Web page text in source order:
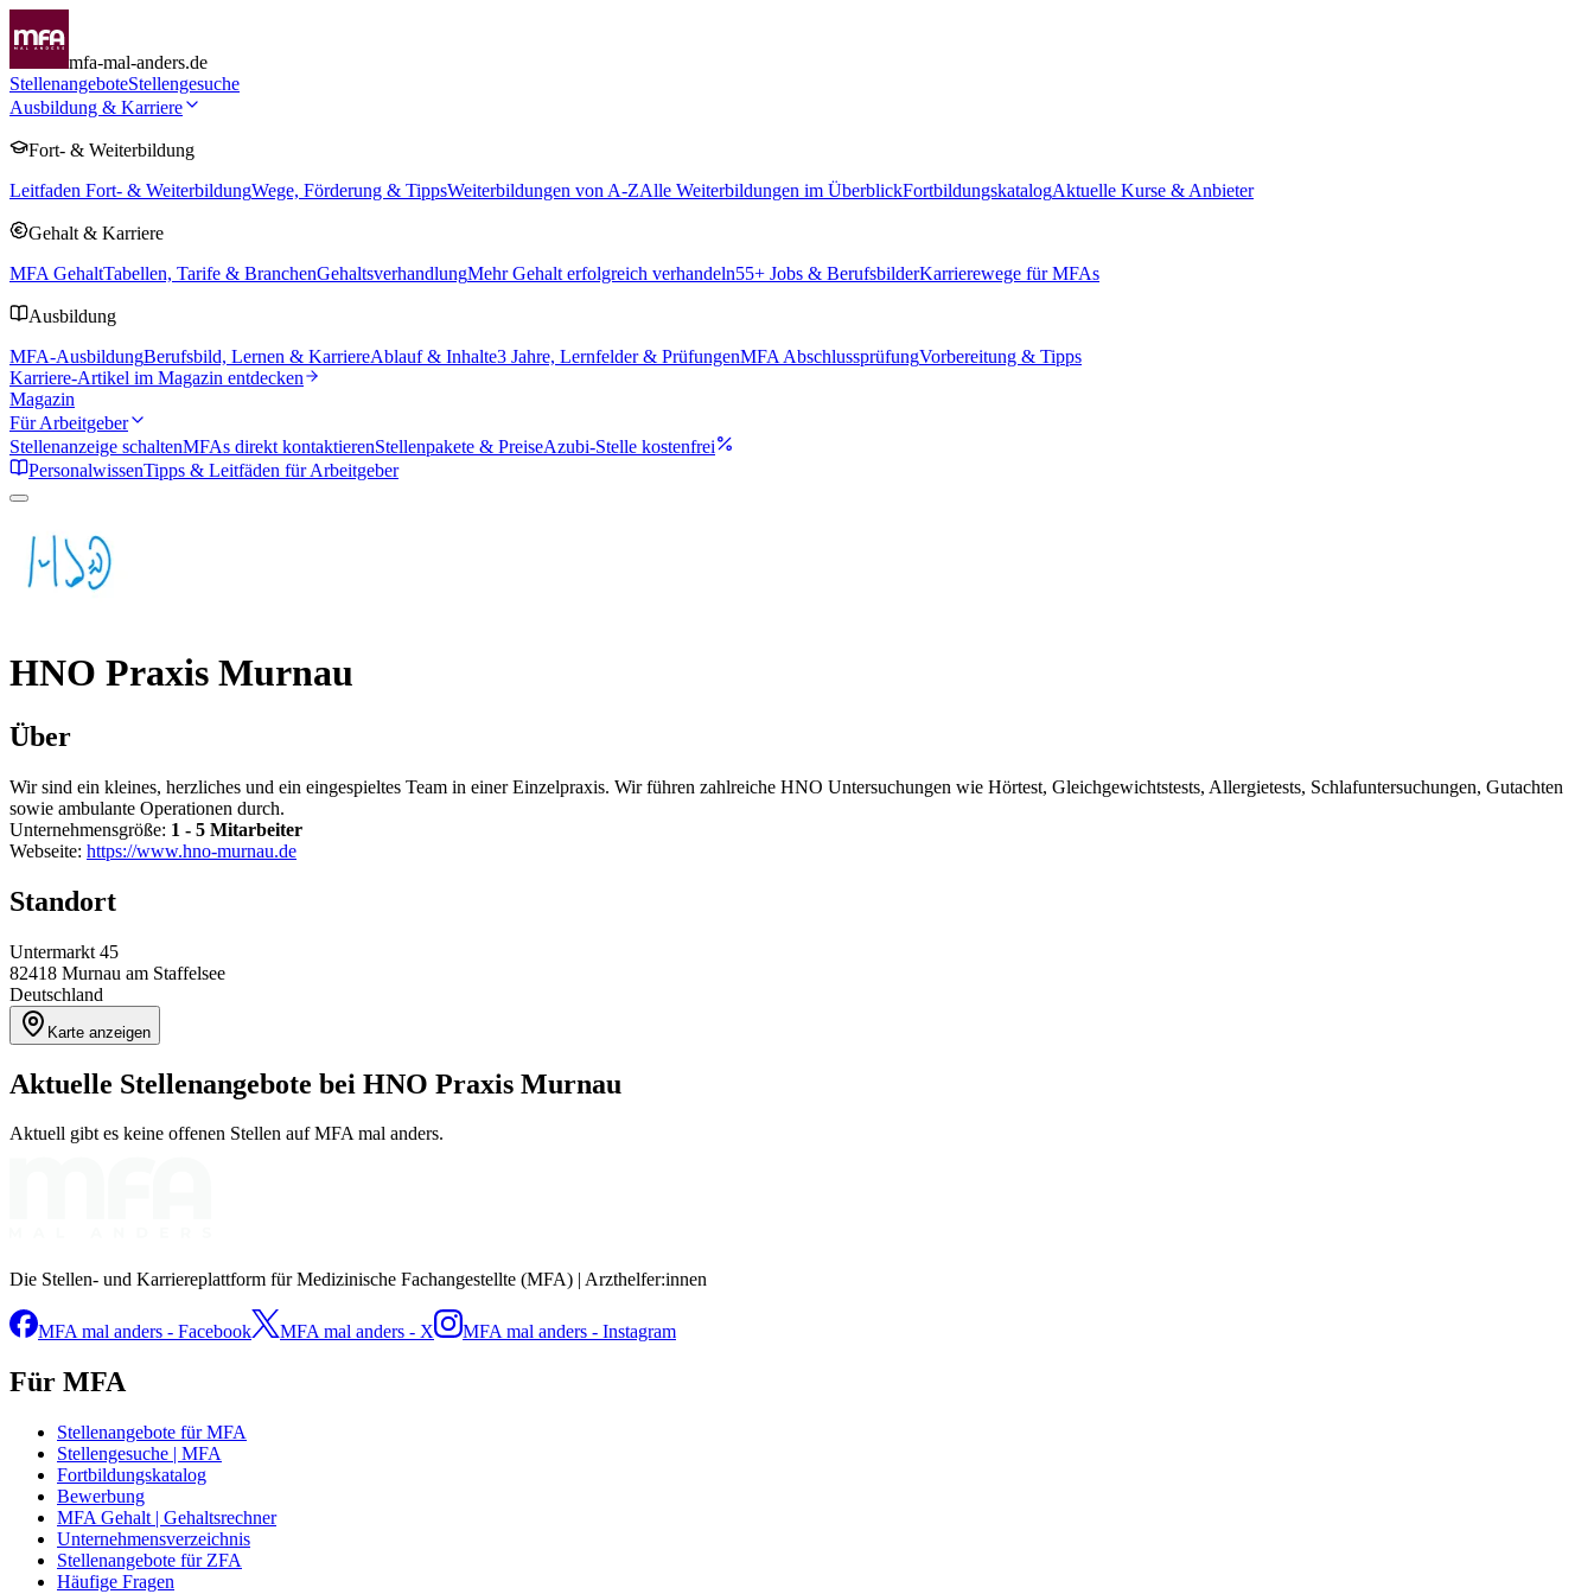
mfa-mal-anders.de
StellenangeboteStellengesuche
Ausbildung & Karriere
Fort- & Weiterbildung
Leitfaden Fort- & WeiterbildungWege, Förderung & TippsWeiterbildungen von A-ZAlle Weiterbildungen im ÜberblickFortbildungskatalogAktuelle Kurse & Anbieter
Gehalt & Karriere
MFA GehaltTabellen, Tarife & BranchenGehaltsverhandlungMehr Gehalt erfolgreich verhandeln55+ Jobs & BerufsbilderKarrierewege für MFAs
Ausbildung
MFA-AusbildungBerufsbild, Lernen & KarriereAblauf & Inhalte3 Jahre, Lernfelder & PrüfungenMFA AbschlussprüfungVorbereitung & Tipps
Karriere-Artikel im Magazin entdecken
Magazin
Für Arbeitgeber
Stellenanzeige schaltenMFAs direkt kontaktierenStellenpakete & PreiseAzubi-Stelle kostenfrei
PersonalwissenTipps & Leitfäden für Arbeitgeber
HNO Praxis Murnau
Über
Wir sind ein kleines, herzliches und ein eingespieltes Team in einer Einzelpraxis. Wir führen zahlreiche HNO Untersuchungen wie Hörtest, Gleichgewichtstests, Allergietests, Schlafuntersuchungen, Gutachten
sowie ambulante Operationen durch.
Unternehmensgröße: 1 - 5 Mitarbeiter
Webseite: https://www.hno-murnau.de
Standort
Untermarkt 45
82418 Murnau am Staffelsee
Deutschland
Karte anzeigen
Aktuelle Stellenangebote bei HNO Praxis Murnau
Aktuell gibt es keine offenen Stellen auf MFA mal anders.
Die Stellen- und Karriereplattform für Medizinische Fachangestellte (MFA) | Arzthelfer:innen
MFA mal anders - Facebook MFA mal anders - X MFA mal anders - Instagram
Für MFA
Stellenangebote für MFA
Stellengesuche | MFA
Fortbildungskatalog
Bewerbung
MFA Gehalt | Gehaltsrechner
Unternehmensverzeichnis
Stellenangebote für ZFA
Häufige Fragen